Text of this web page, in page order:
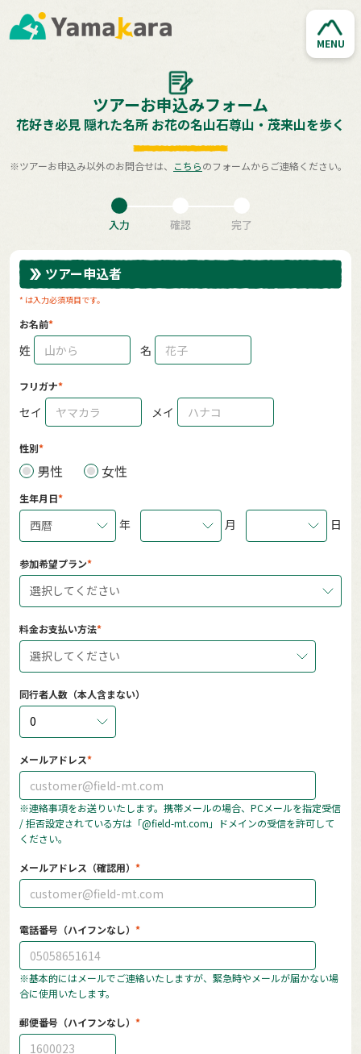
MENU
ツアーお申込みフォーム
花好き必見 隠れた名所 お花の名山石尊山・茂来山を歩く
※ツアーお申込み以外のお問合せは、 こちらのフォームからご連絡ください。
入力 確認 完了
ツアー申込者
* は入力必須項目です。
お名前
姓 名
フリガナ
セイ メイ
性別
男性 女性
生年月日
西暦 年 月 日
参加希望プラン
選択してください
料金お支払い方法
選択してください
同行者人数（本人含まない）
0
メールアドレス
※連絡事項をお送りいたします。携帯メールの場合、PCメールを指定受信
/ 拒否設定されている方は「@field-mt.com」ドメインの受信を許可して
ください。
メールアドレス（確認用）
電話番号（ハイフンなし）
※基本的にはメールでご連絡いたしますが、緊急時やメールが届かない場
合に使用いたします。
郵便番号（ハイフンなし）